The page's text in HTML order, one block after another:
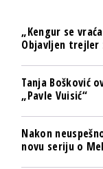
„Kengur se
Objavljen trejler
Tanja Bošković
„Pavle Vuisić“
Nakon
novu seriju o